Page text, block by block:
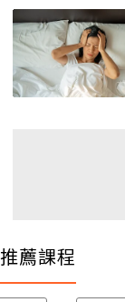
推薦課程